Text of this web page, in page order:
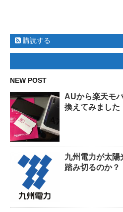
購読する
NEW POST
AUから楽天モ
換えてみました
九州電力が太陽
踏み切るのか？